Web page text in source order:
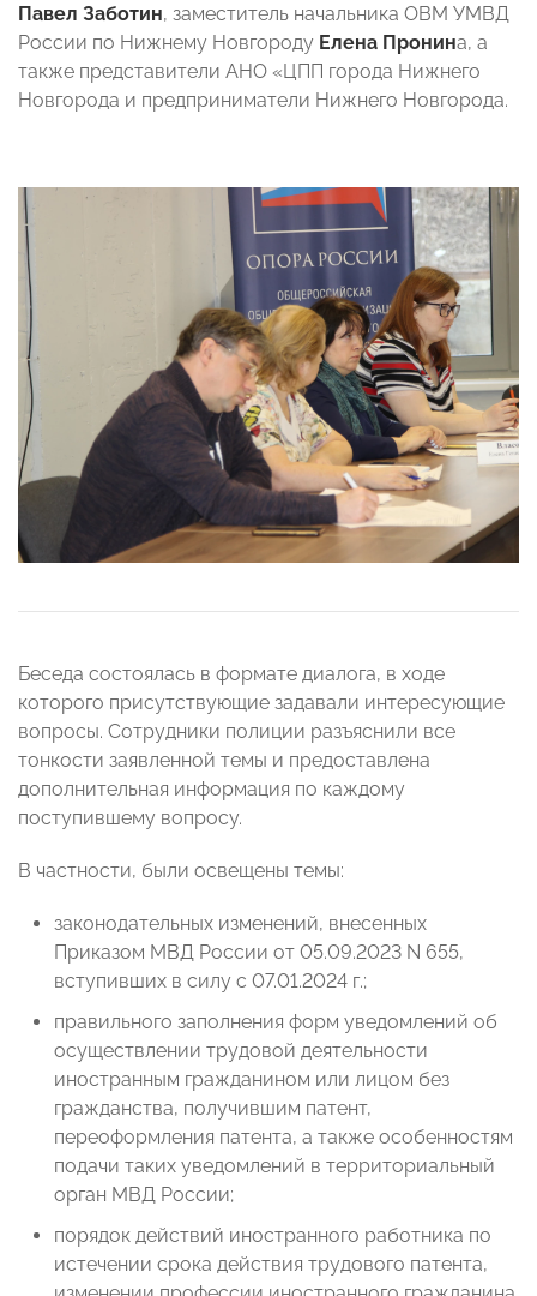
Павел Заботин, заместитель начальника ОВМ УМВД
России по Нижнему Новгороду Елена Пронина, а
также представители АНО «ЦПП города Нижнего
Новгорода и предприниматели Нижнего Новгорода.
Беседа состоялась в формате диалога, в ходе
которого присутствующие задавали интересующие
вопросы. Сотрудники полиции разъяснили все
тонкости заявленной темы и предоставлена
дополнительная информация по каждому
поступившему вопросу.
В частности, были освещены темы:
законодательных изменений, внесенных
Приказом МВД России от 05.09.2023 N 655,
вступивших в силу с 07.01.2024 г.;
правильного заполнения форм уведомлений об
осуществлении трудовой деятельности
иностранным гражданином или лицом без
гражданства, получившим патент,
переоформления патента, а также особенностям
подачи таких уведомлений в территориальный
орган МВД России;
порядок действий иностранного работника по
истечении срока действия трудового патента,